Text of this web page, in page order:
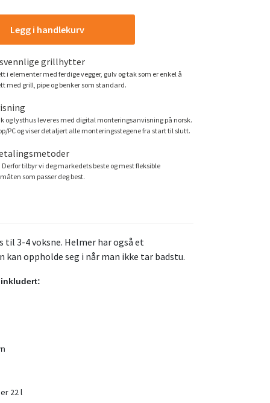
Legg i handlekurv
grillhytter
i elementer med ferdige vegger, gulv og tak som er enkel å
med grill, pipe og benker som standard.
og lysthus leveres med digital monteringsanvisning på norsk.
PC og viser detaljert alle monteringsstegene fra start til slutt.
tilbyr vi deg markedets beste og mest fleksible
som passer deg best.
til 3-4 voksne. Helmer har også et
kan oppholde seg i når man ikke tar badstu.
22 l